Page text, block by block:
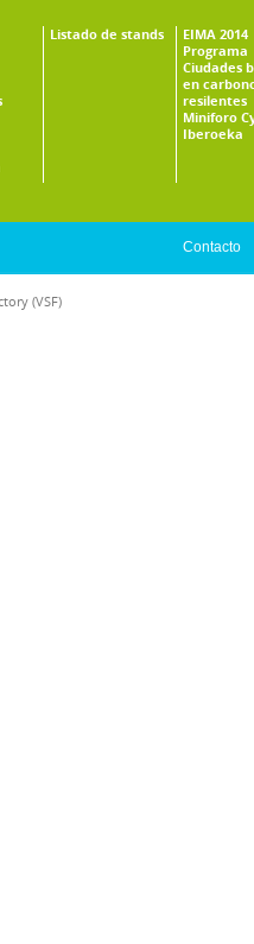
Listado de stands
EIMA 2014
Programa
Ciudades
en
resilentes
Miniforo
Iberoeka
Contacto
(VSF)